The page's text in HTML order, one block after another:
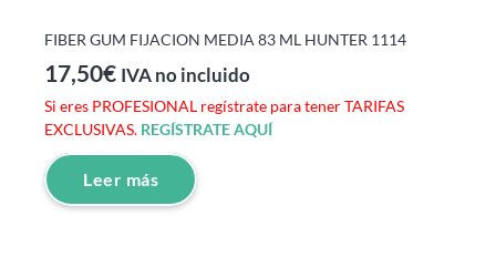
FIBER GUM FIJACION MEDIA 83 ML HUNTER 1114
17,50€ IVA no incluido
Si eres PROFESIONAL regístrate para tener TARIFAS
EXCLUSIVAS. REGÍSTRATE AQUÍ
Leer más